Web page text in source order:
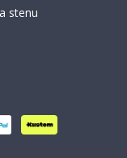
stenu